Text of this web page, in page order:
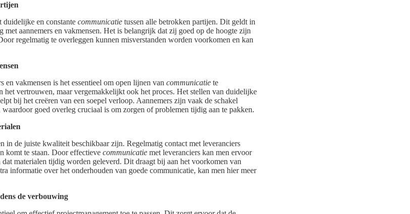
duidelijke en constante communicatie tussen alle betrokken partijen. Dit geldt in
met aannemers en vakmensen. Het is belangrijk dat zij goed op de hoogte zijn
regelmatig te overleggen kunnen misverstanden worden voorkomen en kan
en vakmensen is het essentieel om open lijnen van communicatie te
het vertrouwen, maar vergemakkelijkt ook het proces. Het stellen van duidelijke
bij het creëren van een soepel verloop. Aannemers zijn vaak de schakel
waardoor goed overleg cruciaal is om zorgen of problemen tijdig aan te pakken.
in de juiste kwaliteit beschikbaar zijn. Regelmatig contact met leveranciers
komt te staan. Door effectieve communicatie met leveranciers kan men ervoor
dat materialen tijdig worden geleverd. Dit draagt bij aan het voorkomen van
informatie over het onderhouden van goede communicatie, kan men hier meer
de verbouwing